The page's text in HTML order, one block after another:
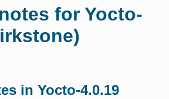
for Yocto-
in Yocto-4.0.19